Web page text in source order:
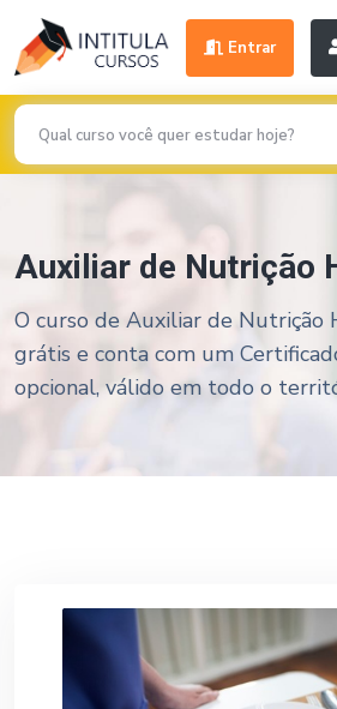
Entrar
Auxiliar de Nutrição
O curso de Auxiliar de Nutrição
grátis e conta com um
opcional, válido em todo o